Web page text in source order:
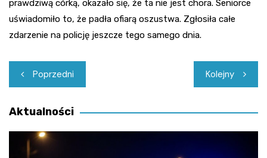
prawdziwą córką, okazało się, że ta nie jest chora. Seniorce
uświadomiło to, że padła ofiarą oszustwa. Zgłosiła całe
zdarzenie na policję jeszcze tego samego dnia.
Nawigacja
wpisu
Poprzedni Kolejny
Aktualności